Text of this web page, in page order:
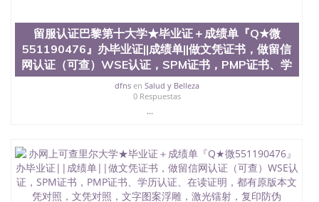
留服认证巴黎第十大学★毕业证＋成绩单『Q★微
551190476』办毕业证||成绩单||做文凭证书，做留信
网认证（可查）WSE认证，SPM证书，PMP证书、学
dfnsen Salud y Belleza
0 Respuestas
...